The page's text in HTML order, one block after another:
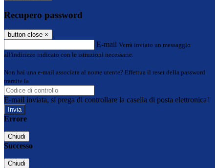
Recupero password
button close ×
E-mail Verrà inviato un messaggio
all'indirizzo indicato con le istruzioni necessarie.
Non hai una e-mail associata al nome utente? Effettua il reset della password
tramite la
E-mail inviata, si prega di controllare la casella di posta elettronica!
Errore
Chiudi
Successo
Chiudi